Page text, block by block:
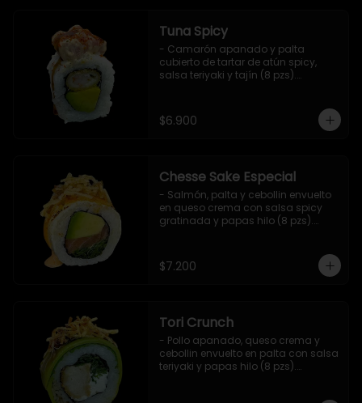
Tuna Spicy
- Camarón apanado y palta
cubierto de tartar de atún spicy,
salsa teriyaki y tajín (8 pzs).
$6.900
Chesse Sake Especial
- Salmón, palta y cebollin envuelto
en queso crema con salsa spicy
gratinada y papas hilo (8 pzs).
$7.200
Tori Crunch
- Pollo apanado, queso crema y
cebollin envuelto en palta con salsa
teriyaki y papas hilo (8 pzs).